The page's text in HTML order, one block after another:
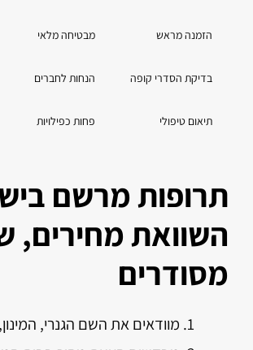
הזמנה מראש מבטיחה מלאי
בדיקת הסדרי קופה הנחות לחברים
תיאום טיפולי פחות כפילויות
תרופות מרשם
השוואת מחירים,
מסודרים
מוודאים את השם הגנרי,